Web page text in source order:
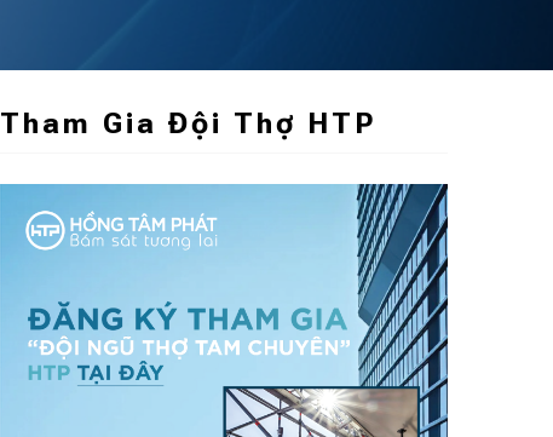
Tham Gia Đội Thợ HTP